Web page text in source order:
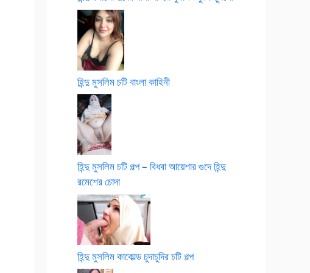
হিন্দু মুসলিম চটি বাংলা কাহিনী
হিন্দু মুসলিম চটি গল্প – বিধবা আয়েশার গুদে হিন্দু
রমেশের চোদা
হিন্দু মুসলিম কাকোল্ড চুদাচুদির চটি গল্প